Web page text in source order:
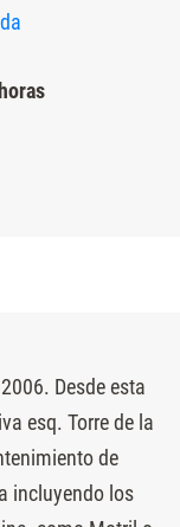
Desde esta
esq. Torre de la
de
incluyendo los